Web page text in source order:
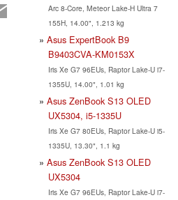
Arc 8-Core, Meteor Lake-H Ultra 7
155H, 14.00", 1.213 kg
Asus ExpertBook B9
B9403CVA-KM0153X
Iris Xe G7 96EUs, Raptor Lake-U i7-
1355U, 14.00", 1.01 kg
Asus ZenBook S13 OLED
UX5304, i5-1335U
Iris Xe G7 80EUs, Raptor Lake-U i5-
1335U, 13.30", 1.1 kg
Asus ZenBook S13 OLED
UX5304
Iris Xe G7 96EUs, Raptor Lake-U i7-